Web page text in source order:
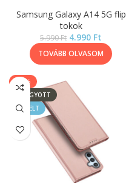
Samsung Galaxy A14 5G flip
tokok
5.990Ft 4.990 Ft
TOVÁBB OLVASOM
-17%
ELFOGYOTT
KIEMELT